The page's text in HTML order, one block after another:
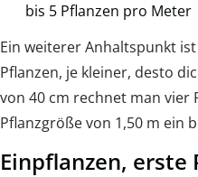
bis 5 Pflanzen pro Meter
Ein weiterer Anhaltspunkt
Pflanzen, je kleiner, desto
von 40 cm rechnet man vier
Pflanzgröße von 1,50 m ein
Einpflanzen, erste